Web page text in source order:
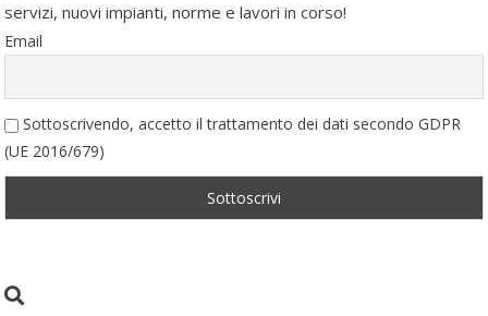
servizi, nuovi impianti, norme e lavori in corso!
Email
Sottoscrivendo, accetto il trattamento dei dati secondo GDPR
(UE 2016/679)